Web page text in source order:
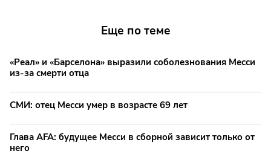
Еще по теме
«Реал» и «Барселона» выразили соболезнования Месси
из-за смерти отца
СМИ: отец Месси умер в возрасте 69 лет
Глава AFA: будущее Месси в сборной зависит только от
него